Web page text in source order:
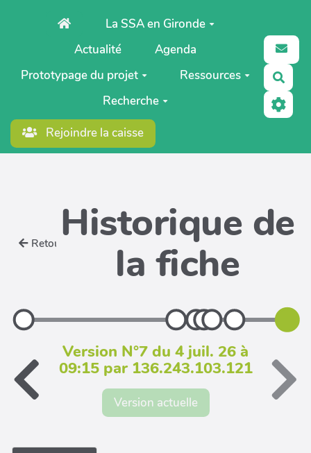
Aller au contenu principalLa SSA en Gironde
Actualité
Agenda
Prototypage du projet
Ressources
Recherche
Rejoindre la caisse
Retour Historique de
la fiche
Version N°7 du 4 juil. 26 à
09:15 par 136.243.103.121
Version actuelle